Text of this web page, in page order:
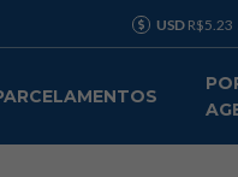
USD R$5.23